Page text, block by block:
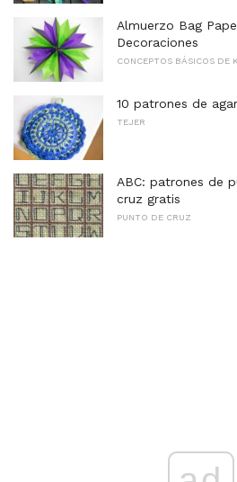
Almuerzo Bag
Decoraciones
CONCEPTOS BÁSICOS DE
10 patrones de
TEJER
ABC: patrones de
cruz gratis
PUNTO DE CRUZ